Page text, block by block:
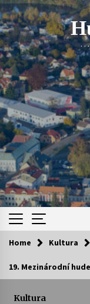
Skip
to
content
. .
Kam za
Home Kultura
19. Mezinárodní
Kultura